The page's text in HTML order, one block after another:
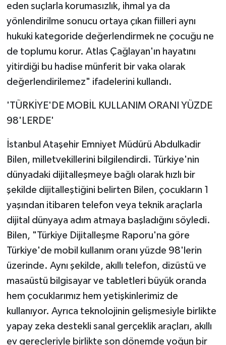
eden suçlarla korumasızlık, ihmal ya da
yönlendirilme sonucu ortaya çıkan fiilleri aynı
hukuki kategoride değerlendirmek ne çocuğu ne
de toplumu korur. Atlas Çağlayan'ın hayatını
yitirdiği bu hadise münferit bir vaka olarak
değerlendirilemez" ifadelerini kullandı.
'TÜRKİYE'DE MOBİL KULLANIM ORANI YÜZDE
98'LERDE'
İstanbul Ataşehir Emniyet Müdürü Abdulkadir
Bilen, milletvekillerini bilgilendirdi. Türkiye'nin
dünyadaki dijitalleşmeye bağlı olarak hızlı bir
şekilde dijitalleştiğini belirten Bilen, çocukların 1
yaşından itibaren telefon veya teknik araçlarla
dijital dünyaya adım atmaya başladığını söyledi.
Bilen, "Türkiye Dijitalleşme Raporu'na göre
Türkiye'de mobil kullanım oranı yüzde 98'lerin
üzerinde. Aynı şekilde, akıllı telefon, dizüstü ve
masaüstü bilgisayar ve tabletleri büyük oranda
hem çocuklarımız hem yetişkinlerimiz de
kullanıyor. Ayrıca teknolojinin gelişmesiyle birlikte
yapay zeka destekli sanal gerçeklik araçları, akıllı
ev gereçleriyle birlikte son dönemde yoğun bir